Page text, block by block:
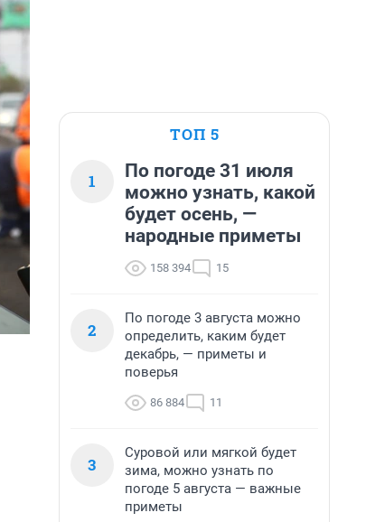
ТОП 5
1
По погоде 31 июля
можно узнать, какой
будет осень, —
народные приметы
158 394 15
2
По погоде 3 августа можно
определить, каким будет
декабрь, — приметы и
поверья
86 884 11
3
Суровой или мягкой будет
зима, можно узнать по
погоде 5 августа — важные
приметы